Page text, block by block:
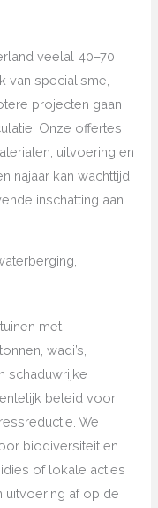
veelal 40–70
van specialisme,
projecten gaan
Onze offertes
uitvoering en
najaar kan wachttijd
inschatting aan
met
wadi’s,
schaduwrijke
beleid voor
We
biodiversiteit en
of lokale acties
uitvoering af op de